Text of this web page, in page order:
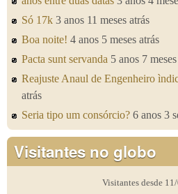
Só 17k 3 anos 11 meses atrás
Boa noite! 4 anos 5 meses atrás
Pacta sunt servanda 5 anos 7
Reajuste Anaul de Engenheiro
atrás
Seria tipo um consórcio? 6 anos 3
Visitantes no globo
Visitantes desde